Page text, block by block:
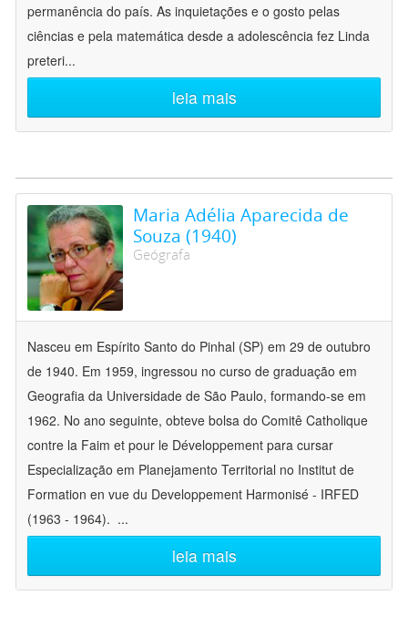
permanência do país. As inquietações e o gosto pelas
ciências e pela matemática desde a adolescência fez Linda
preteri...
leia mais
Maria Adélia Aparecida de
Souza (1940)
Geógrafa
Nasceu em Espírito Santo do Pinhal (SP) em 29 de outubro
de 1940. Em 1959, ingressou no curso de graduação em
Geografia da Universidade de São Paulo, formando-se em
1962. No ano seguinte, obteve bolsa do Comitê Catholique
contre la Faim et pour le Développement para cursar
Especialização em Planejamento Territorial no Institut de
Formation en vue du Developpement Harmonisé - IRFED
(1963 - 1964). ...
leia mais